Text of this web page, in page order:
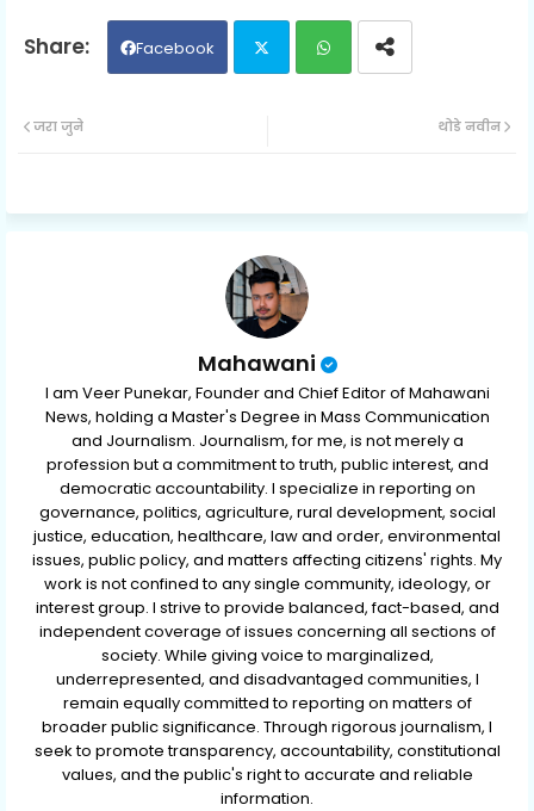
Facebook
ap
थोडे नवीन
जरा जुने
Mahawani
I am Veer Punekar, Founder and Chief Editor of Mahawani
News, holding a Master's Degree in Mass Communication
and Journalism. Journalism, for me, is not merely a
profession but a commitment to truth, public interest, and
democratic accountability. I specialize in reporting on
governance, politics, agriculture, rural development, social
justice, education, healthcare, law and order, environmental
issues, public policy, and matters affecting citizens' rights. My
work is not confined to any single community, ideology, or
interest group. I strive to provide balanced, fact-based, and
independent coverage of issues concerning all sections of
society. While giving voice to marginalized,
underrepresented, and disadvantaged communities, I
remain equally committed to reporting on matters of
broader public significance. Through rigorous journalism, I
seek to promote transparency, accountability, constitutional
values, and the public's right to accurate and reliable
information.